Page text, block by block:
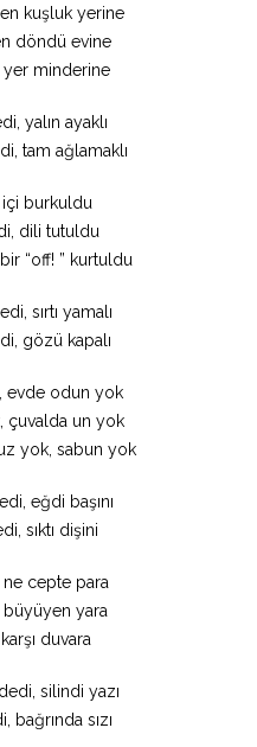
kuşluk yerine
döndü evine
minderine
yalın ayaklı
tam ağlamaklı
burkuldu
dili tutuldu
“off! ” kurtuldu
sırtı yamalı
gözü kapalı
evde odun yok
çuvalda un yok
yok, sabun yok
eğdi başını
sıktı dişini
ne cepte para
yara
duvara
silindi yazı
bağrında sızı